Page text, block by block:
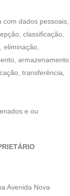
dados pessoais,
classificação,
armazenamento
transferência,
e ou
Avenida Nova